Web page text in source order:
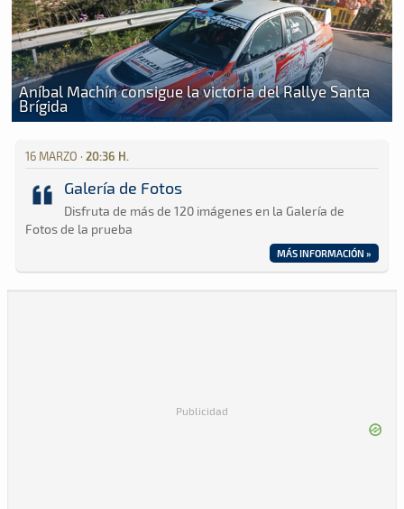
Aníbal Machín consigue la victoria del Rallye Santa
Brígida
16 MARZO · 20:36 H.
Galería de Fotos
Disfruta de más de 120 imágenes en la Galería de
Fotos de la prueba
MÁS INFORMACIÓN »
Publicidad